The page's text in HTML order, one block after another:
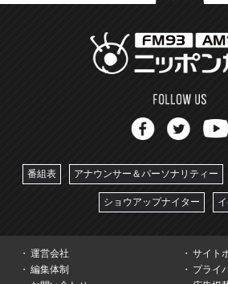
番組表 アナウンサー＆パーソナリティー
ショウアップナイター
運営会社
サイト
編集体制
プライ